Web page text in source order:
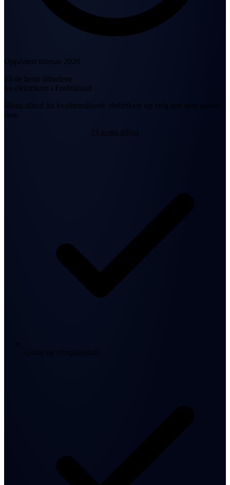
Oppdatert februar 2026
Få de beste tilbudene
fra elektrikere i Fredrikstad
Motta tilbud fra kvalitetssikrede elektrikere og velg den som passer
best.
Få gratis tilbud
Gratis og uforpliktende